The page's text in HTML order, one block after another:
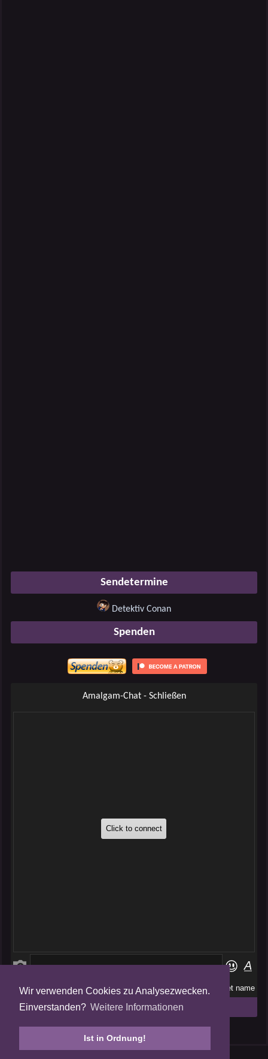
Wir verwenden Cookies zu Analysezwecken.
Einverstanden? Weitere Informationen
Ist in Ordnung!
Sendetermine
Detektiv Conan
Spenden
Amalgam-Chat - Schließen
Folge uns auf
Tweets by AmalgamFansubs